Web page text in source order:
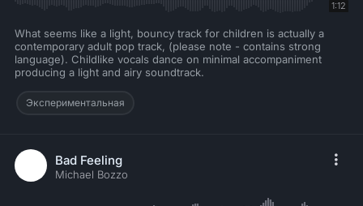
1:12
What seems like a light, bouncy track for children is actually a
contemporary adult pop track, (please note - contains strong
language). Childlike vocals dance on minimal accompaniment
producing a light and airy soundtrack.
Экспериментальная
Bad Feeling
Michael Bozzo